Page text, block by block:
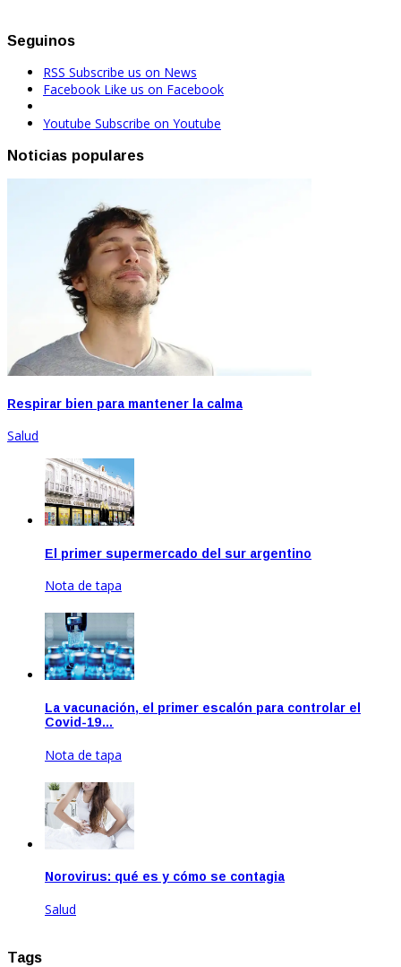
Seguinos
RSS Subscribe us on News
Facebook Like us on Facebook
Youtube Subscribe on Youtube
Noticias populares
Respirar bien para mantener la calma
Salud
El primer supermercado del sur argentino
Nota de tapa
La vacunación, el primer escalón para controlar el
Covid-19…
Nota de tapa
Norovirus: qué es y cómo se contagia
Salud
Tags